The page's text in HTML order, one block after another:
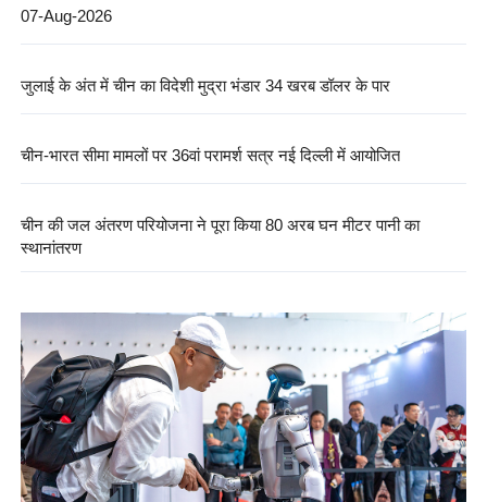
07-Aug-2026
जुलाई के अंत में चीन का विदेशी मुद्रा भंडार 34 खरब डॉलर के पार
चीन-भारत सीमा मामलों पर 36वां परामर्श सत्र नई दिल्ली में आयोजित
चीन की जल अंतरण परियोजना ने पूरा किया 80 अरब घन मीटर पानी का
स्थानांतरण